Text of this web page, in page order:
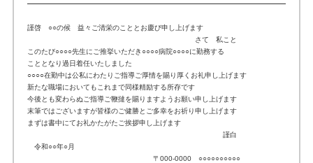
謹啓 ○○の候 益々ご清栄のこととお慶び申し上げます
さて 私こと
このたび○○○○先生にご推挙いただき○○○○病院○○○○に勤務する
こととなり過日着任いたしました
○○○○在勤中は公私にわたりご指導ご厚情を賜り厚くお礼申し上げます
新たな職場においてもこれまで同様精励する所存です
今後とも変わらぬご指導ご鞭撻を賜りますようお願い申し上げます
末筆ではございますが皆様のご健勝とご多幸をお祈り申し上げます
まずは書中にてお礼かたがたご挨拶申し上げます
謹白
令和○○年○月
〒000-0000 ○○○○○○○○○○